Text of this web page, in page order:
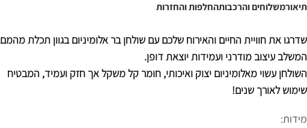
תיאורמשלוחים והרכבותהחלפות והחזרות
שדרגו את חוויית החיים והאירוח שלכם עם שולחן בר אלומיניום בגוון תכלת מהמם
המשלב עיצוב מודרני ועמידות יוצאת דופן.
השולחן עשוי מאלומיניום יצוק ואיכותי, חומר קל משקל אך חזק ועמיד, המבטיח
שימוש לאורך שנים!
מידות: